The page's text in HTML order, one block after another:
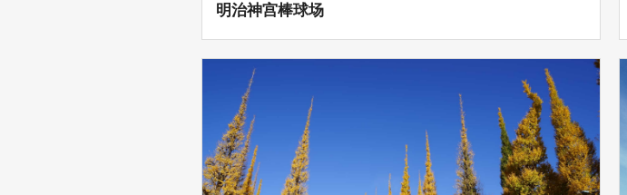
明治神宫棒球场